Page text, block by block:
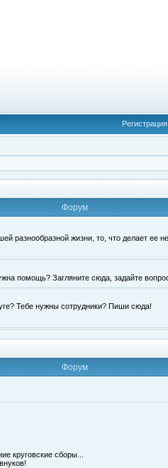
Регистрация
Форум
разнообразной жизни, то, что делает ее
помощь? Загляните сюда, задайте
Тебе нужны сотрудники? Пиши сюда!
Форум
круговские сборы...